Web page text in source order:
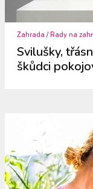
Zahrada /Rady na
Svilušky,
škůdci